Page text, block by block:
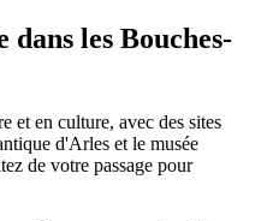
les Bouches-
et en culture, avec des sites
d'Arles et le musée
de votre passage pour